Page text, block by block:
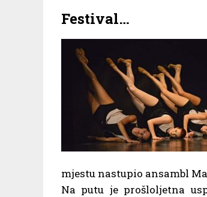
Festival…
mjestu nastupio ansambl
Na putu je prošloljetna